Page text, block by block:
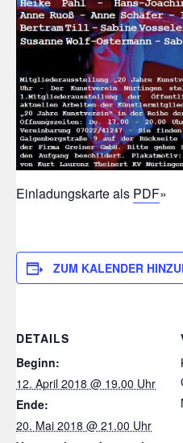
Einladungskarte als PDF»
ZUM KALENDER
DETAILS
Beginn:
12. April 2018 @ 19.00 Uhr
Ende:
20. Mai 2018 @ 21.00 Uhr